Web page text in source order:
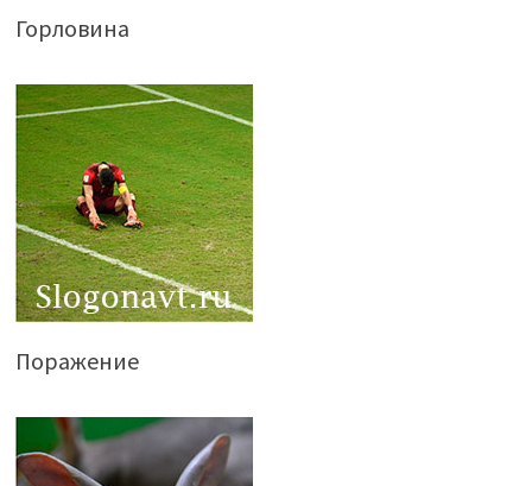
Горловина
Поражение